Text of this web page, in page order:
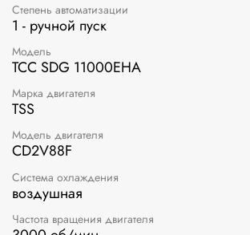
Степень автоматизации
1 - ручной пуск
Модель
ТСС SDG 11000EHA
Марка двигателя
TSS
Модель двигателя
CD2V88F
Система охлаждения
воздушная
Частота вращения двигателя